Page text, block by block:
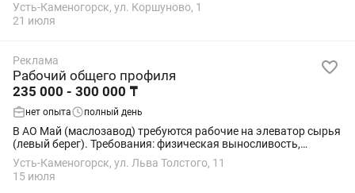
Усть-Каменогорск, ул. Коршуново, 1
21 июля
Реклама
Рабочий общего профиля
235 000 - 300 000 ₸
нет опыта полный день
В АО Май (маслозавод) требуются рабочие на элеватор сырья
(левый берег). Требования: физическая выносливость,
ответственность, дисциплинированность. Обязанности:
помощь в запуске сушилки, загрузка и...
Усть-Каменогорск, ул. Льва Толстого, 11
15 июля